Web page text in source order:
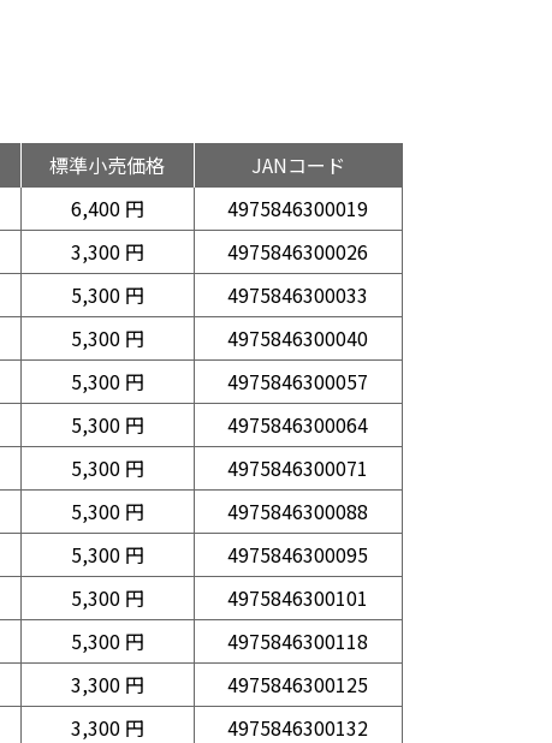
標準小売価格
JANコード
6,400 円
4975846300019
3,300 円
4975846300026
5,300 円
4975846300033
5,300 円
4975846300040
5,300 円
4975846300057
5,300 円
4975846300064
5,300 円
4975846300071
5,300 円
4975846300088
5,300 円
4975846300095
5,300 円
4975846300101
5,300 円
4975846300118
3,300 円
4975846300125
3,300 円
4975846300132